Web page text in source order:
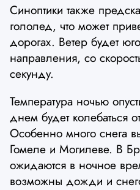
Синоптики также
гололед, что может
дорогах. Ветер будет
направления, со
секунду.
Температура ночью
днем будет колебаться
Особенно много снега
Гомеле и Могилеве. В
ожидаются в ночное
возможны дожди и